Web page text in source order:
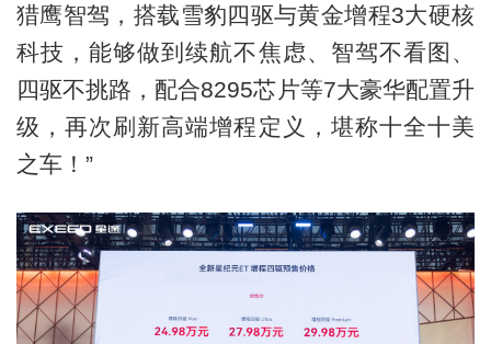
猎鹰智驾，搭载雪豹四驱与黄金增程3大硬核
科技，能够做到续航不焦虑、智驾不看图、
四驱不挑路，配合8295芯片等7大豪华配置升
级，再次刷新高端增程定义，堪称十全十美
之车！”